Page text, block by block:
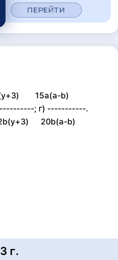
ПЕРЕЙТИ
15а(а-b)
; г) -----------.
20b(а-b)
г.